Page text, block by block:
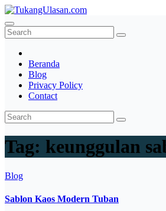
Skip
to
content
TukangUlasan.com
Baca Aja Dulu!
Beranda
Blog
Privacy Policy
Contact
Tag: keunggulan
Blog
Sablon Kaos Modern Tuban